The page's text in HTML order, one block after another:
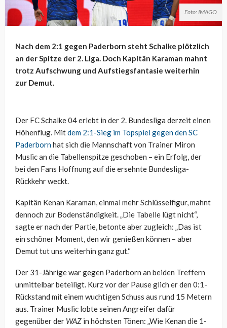
Foto: IMAGO
Nach dem 2:1 gegen Paderborn steht Schalke plötzlich
an der Spitze der 2. Liga. Doch Kapitän Karaman mahnt
trotz Aufschwung und Aufstiegsfantasie weiterhin
zur Demut.
Der FC Schalke 04 erlebt in der 2. Bundesliga derzeit einen
Höhenflug. Mitdem 2:1-Sieg im Topspiel gegen den SC
Paderbornhat sich die Mannschaft von Trainer Miron
Muslic an die Tabellenspitze geschoben – ein Erfolg, der
bei den Fans Hoffnung auf die ersehnte Bundesliga-
Rückkehr weckt.
Kapitän Kenan Karaman, einmal mehr Schlüsselfigur, mahnt
dennoch zur Bodenständigkeit. „Die Tabelle lügt nicht“,
sagte er nach der Partie, betonte aber zugleich: „Das ist
ein schöner Moment, den wir genießen können – aber
Demut tut uns weiterhin ganz gut.“
Der 31-Jährige war gegen Paderborn an beiden Treffern
unmittelbar beteiligt. Kurz vor der Pause glich er den 0:1-
Rückstand mit einem wuchtigen Schuss aus rund 15 Metern
aus. Trainer Muslic lobte seinen Angreifer dafür
gegenüber der WAZ in höchsten Tönen: „Wie Kenan die 1-